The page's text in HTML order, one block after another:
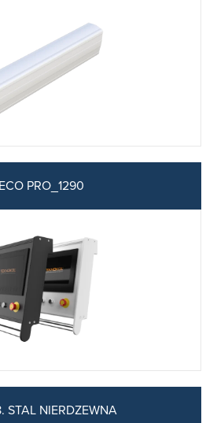
ECO PRO_1290
STAL NIERDZEWNA